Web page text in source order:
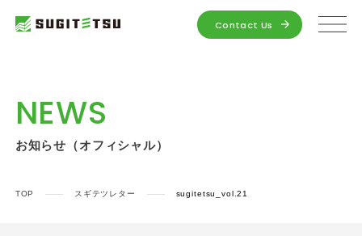
Contact Us
NEWS
お知らせ（オフィシャル）
TOP スギテツレター sugitetsu_vol.21